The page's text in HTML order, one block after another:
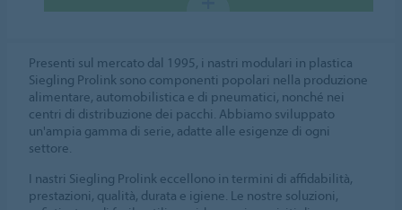
Presenti sul mercato dal 1995, i nastri modulari in plastica
Siegling Prolink sono componenti popolari nella produzione
alimentare, automobilistica e di pneumatici, nonché nei
centri di distribuzione dei pacchi. Abbiamo sviluppato
un'ampia gamma di serie, adatte alle esigenze di ogni
settore.
I nastri Siegling Prolink eccellono in termini di affidabilità,
prestazioni, qualità, durata e igiene. Le nostre soluzioni,